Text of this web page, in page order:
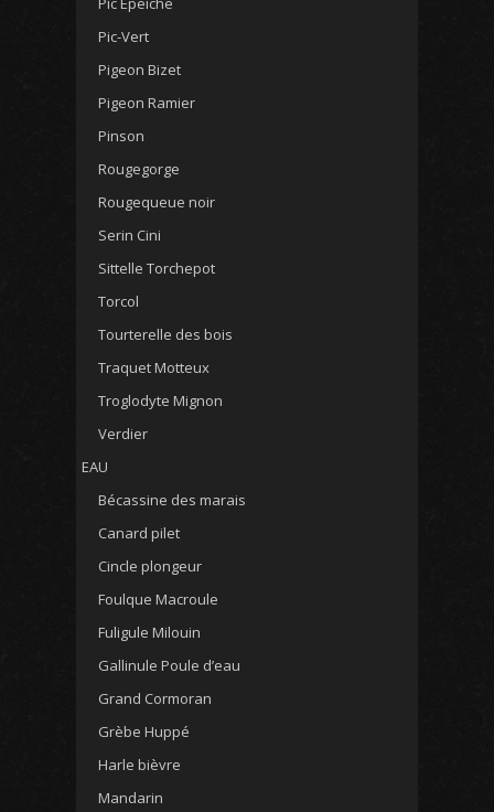
Pic-Vert
Pigeon Bizet
Pigeon Ramier
Pinson
Rougegorge
Rougequeue noir
Serin Cini
Sittelle Torchepot
Torcol
Tourterelle des bois
Traquet Motteux
Troglodyte Mignon
Verdier
EAU
Bécassine des marais
Canard pilet
Cincle plongeur
Foulque Macroule
Fuligule Milouin
Gallinule Poule d’eau
Grand Cormoran
Grèbe Huppé
Harle bièvre
Mandarin